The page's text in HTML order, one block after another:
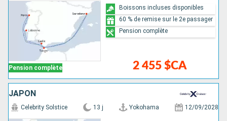
Pension complète 2 455 $CA
Boissons incluses disponibles
60 % de remise sur le 2e passager
Pension complète
JAPON
Celebrity Solstice 13 j Yokohama 12/09/2028